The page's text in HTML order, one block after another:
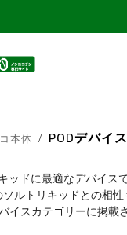
本体 PODデバイス
ッドに最適なデバイス
ルトリキッドとの相
イスカテゴリーに掲載